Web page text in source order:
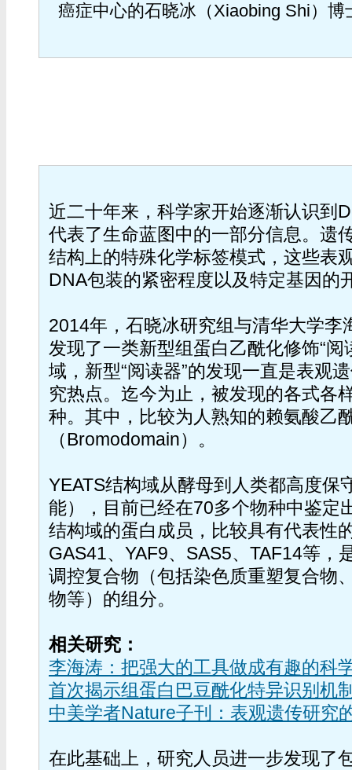
癌症中心的石晓冰（Xiaobing Shi）
近二十年来，科学家开始逐渐认识到
代表了生命蓝图中的一部分信息。遗
结构上的特殊化学标签模式，这些表
DNA包装的紧密程度以及特定基因的
2014年，石晓冰研究组与清华大学李
发现了一类新型组蛋白乙酰化修饰“阅
域，新型“阅读器”的发现一直是表观
究热点。迄今为止，被发现的各式各
种。其中，比较为人熟知的赖氨酸乙
（Bromodomain）。
YEATS结构域从酵母到人类都高度保
能），目前已经在70多个物种中鉴定
结构域的蛋白成员，比较具有代表性
GAS41、YAF9、SAS5、TAF14等，
调控复合物（包括染色质重塑复合物
物等）的组分。
相关研究：
李海涛：把强大的工具做成有趣的科
首次揭示组蛋白巴豆酰化特异识别机
中美学者Nature子刊：表观遗传研究
在此基础上，研究人员进一步发现了